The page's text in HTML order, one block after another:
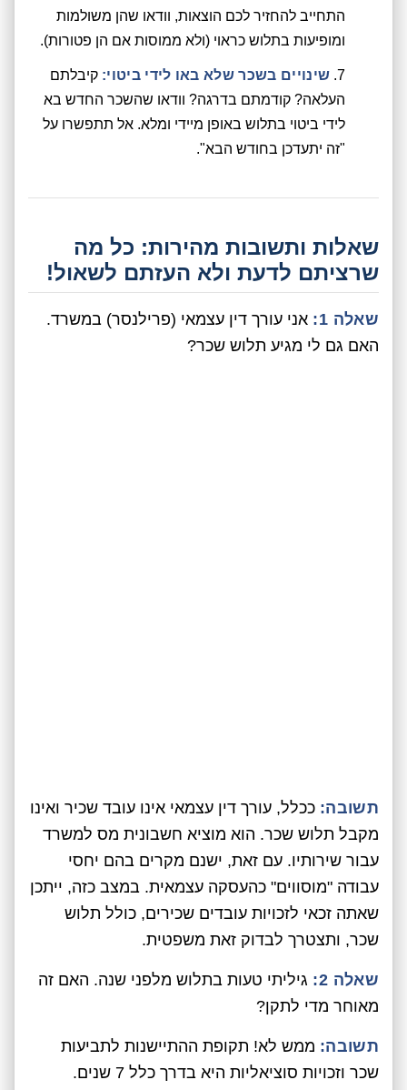
התחייב להחזיר לכם הוצאות, וודאו שהן משולמות
ומופיעות בתלוש כראוי (ולא ממוסות אם הן פטורות).
שינויים בשכר שלא באו לידי ביטוי: קיבלתם
העלאה? קודמתם בדרגה? וודאו שהשכר החדש בא
לידי ביטוי בתלוש באופן מיידי ומלא. אל תתפשרו על
"זה יתעדכן בחודש הבא".
שאלות ותשובות מהירות: כל מה
שרציתם לדעת ולא העזתם לשאול!
שאלה 1:
אני עורך דין עצמאי (פרילנסר) במשרד.
האם גם לי מגיע תלוש שכר?
תשובה: ככלל, עורך דין עצמאי אינו עובד שכיר ואינו
מקבל תלוש שכר. הוא מוציא חשבונית מס למשרד
עבור שירותיו. עם זאת, ישנם מקרים בהם יחסי
עבודה "מוסווים" כהעסקה עצמאית. במצב כזה, ייתכן
שאתה זכאי לזכויות עובדים שכירים, כולל תלוש
שכר, ותצטרך לבדוק זאת משפטית.
שאלה 2:
גיליתי טעות בתלוש מלפני שנה. האם זה
מאוחר מדי לתקן?
תשובה: ממש לא! תקופת ההתיישנות לתביעות
שכר וזכויות סוציאליות היא בדרך כלל 7 שנים.